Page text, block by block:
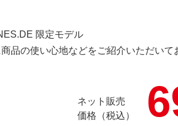
限定モデル
品の使い心地などをご紹介いただいて
ネット販売
価格（税込）